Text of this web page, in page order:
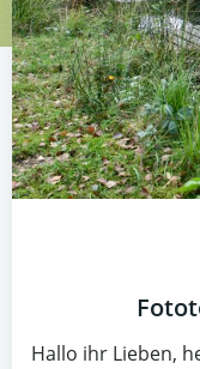
Hallo ihr Lieben,